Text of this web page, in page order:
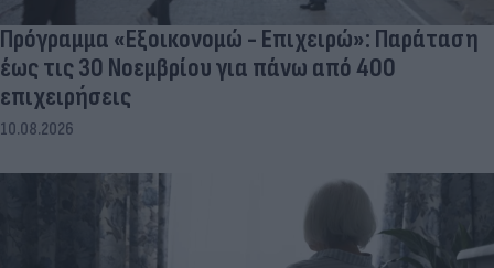
Πρόγραμμα «Εξοικονομώ - Επιχειρώ»: Παράταση
έως τις 30 Νοεμβρίου για πάνω από 400
επιχειρήσεις
10.08.2026